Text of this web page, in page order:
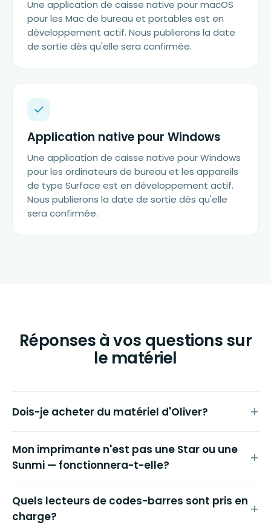
Une application de caisse native pour macOS
pour les Mac de bureau et portables est en
développement actif. Nous publierons la date
de sortie dès qu'elle sera confirmée.
Application native pour Windows
Une application de caisse native pour Windows
pour les ordinateurs de bureau et les appareils
de type Surface est en développement actif.
Nous publierons la date de sortie dès qu'elle
sera confirmée.
Réponses à vos questions sur
le matériel
Dois-je acheter du matériel d'Oliver?
Mon imprimante n'est pas une Star ou une
Sunmi — fonctionnera-t-elle?
Quels lecteurs de codes-barres sont pris en
charge?